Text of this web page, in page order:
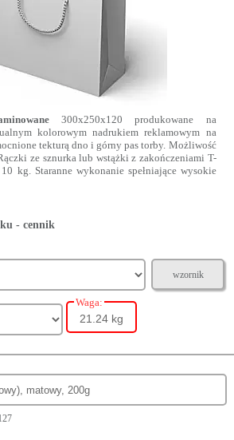
300x250x120 produkowane na
kolorowym nadrukiem reklamowym na
tekturą dno i górny pas torby. Możliwość
ze sznurka lub wstążki z zakończeniami T-
kg. Staranne wykonanie spełniające wysokie
- cennik
wzornik
Waga:
21.24 kg